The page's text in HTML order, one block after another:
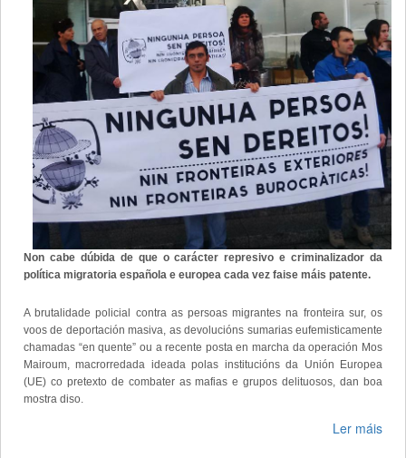
Non cabe dúbida de que o carácter represivo e criminalizador da
política migratoria española e europea cada vez faise máis patente.
A brutalidade policial contra as persoas migrantes na fronteira sur, os
voos de deportación masiva, as devolucións sumarias eufemisticamente
chamadas “en quente” ou a recente posta en marcha da operación Mos
Mairoum, macrorredada ideada polas institucións da Unión Europea
(UE) co pretexto de combater as mafias e grupos delituosos, dan boa
mostra diso.
Ler máis